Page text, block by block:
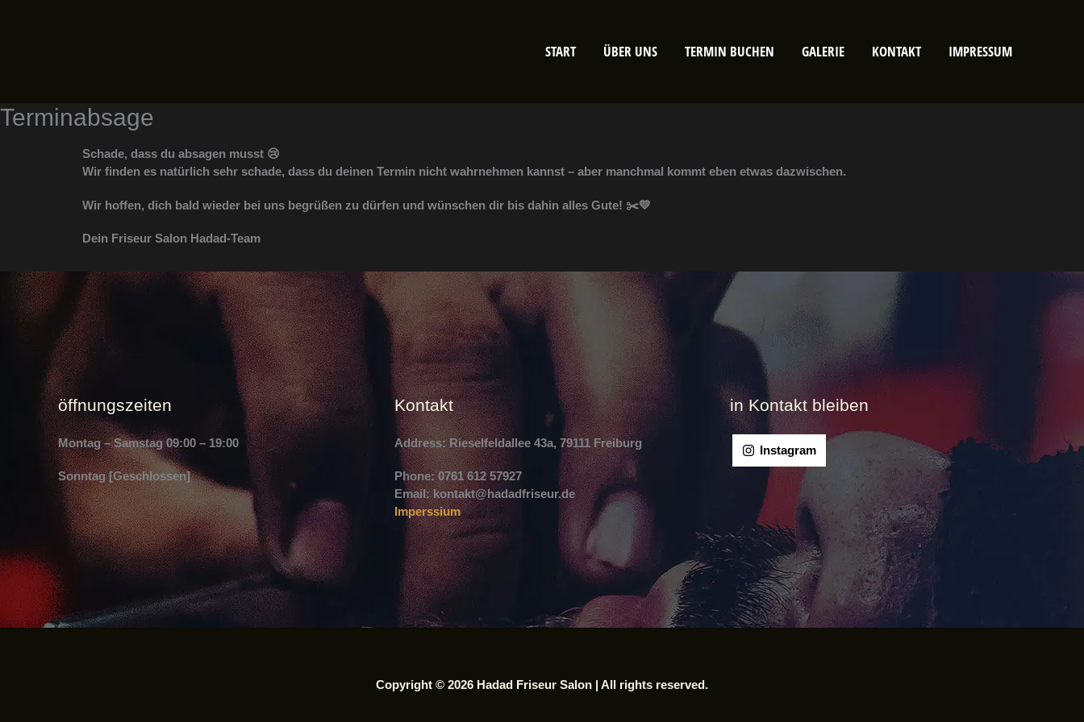
START ÜBER UNS TERMIN BUCHEN GALERIE KONTAKT IMPRESSUM
Terminabsage
Schade, dass du absagen musst 😢
Wir finden es natürlich sehr schade, dass du deinen Termin nicht wahrnehmen kannst – aber manchmal kommt eben etwas dazwischen.
Wir hoffen, dich bald wieder bei uns begrüßen zu dürfen und wünschen dir bis dahin alles Gute! ✂️💛
Dein Friseur Salon Hadad-Team
öffnungszeiten
Montag – Samstag09:00 – 19:00
Sonntag[Geschlossen]
Kontakt
Address:Rieselfeldallee 43a, 79111 Freiburg
Phone:0761 612 57927
Email:kontakt@hadadfriseur.de
Imperssium
in Kontakt bleiben
Instagram
Copyright © 2026 Hadad Friseur Salon | All rights reserved.